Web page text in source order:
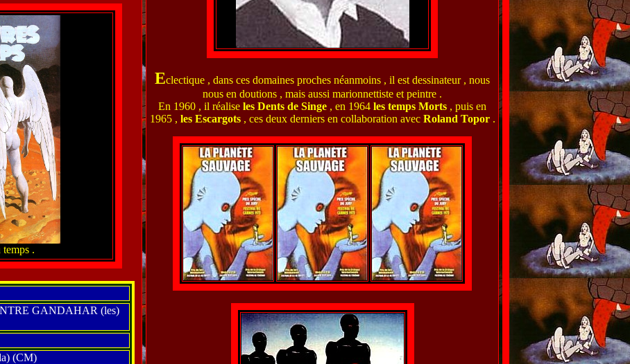
temps .
GANDAHAR (les)
(CM)
Eclectique , dans ces domaines proches néanmoins , il est dessinateur , nous
nous en doutions , mais aussi marionnettiste et peintre .
En 1960 , il réalise les Dents de Singe , en 1964 les temps Morts , puis en
1965 , les Escargots, ces deux derniers en collaboration avec Roland Topor .